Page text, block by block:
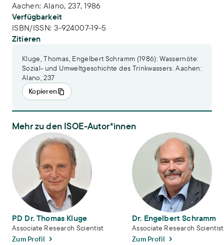
Aachen: Alano, 237, 1986
Verfügbarkeit
ISBN/ISSN: 3-924007-19-5
Zitieren
Kluge, Thomas, Engelbert Schramm (1986): Wassernöte:
Sozial- und Umweltgeschichte des Trinkwassers. Aachen:
Alano, 237
Kopieren
Mehr zu den ISOE-Autor*innen
PD Dr. Thomas Kluge
PD Dr. Thomas Kluge
Associate Research Scientist
Zum Profil
Dr. Engelbert Schramm
Dr. Engelbert Schramm
Associate Research Scientist
Zum Profil